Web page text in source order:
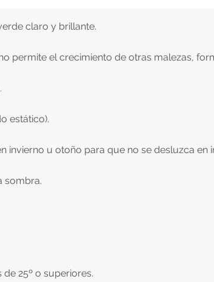
claro y brillante.
permite el crecimiento de otras malezas,
estático).
invierno u otoño para que no se desluzca en
sombra.
25º o superiores.